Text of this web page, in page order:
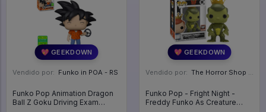
💖 GEEKDOWN
Vendido por: Funko in POA - RS
Funko Pop Animation Dragon
Ball Z Goku Driving Exam
💖 GEEKDOWN
Vendido por: The Horror Shop - Colecionáveis - MG
Funko Pop - Fright Night -
Freddy Funko As Creature